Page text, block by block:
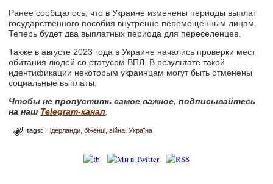
Ранее сообщалось, что в Украине изменены периоды выплат
государственного пособия внутренне перемещенным лицам.
Теперь будет два выплатных периода для переселенцев.
Также в августе 2023 года в Украине начались проверки мест
обитания людей со статусом ВПЛ. В результате такой
идентификации некоторым украинцам могут быть отменены
социальные выплаты.
Чтобы не пропустить самое важное, подписывайтесь
на наш Telegram-канал
tags:Нідерланди біженці війна Україна